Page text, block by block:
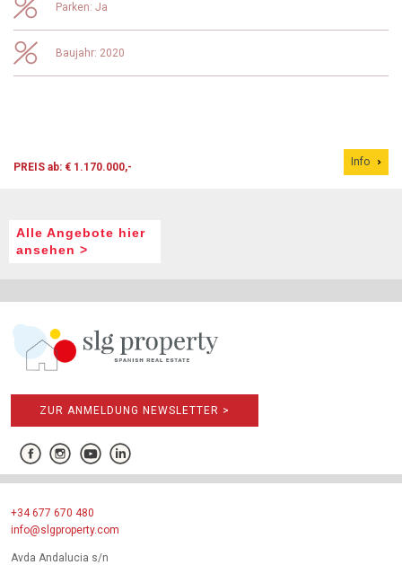
Parken: Ja
Baujahr: 2020
PREIS ab: € 1.170.000,- Info
Alle Angebote hier
ansehen >
ZUR ANMELDUNG NEWSLETTER >
+34 677 670 480
info@slgproperty.com
Avda Andalucia s/n